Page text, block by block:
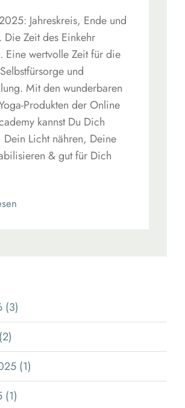
Jahreskreis, Ende und
Die Zeit des Einkehr
Eine wertvolle Zeit für die
und
Mit den wunderbaren
Produkten der Online
kannst Du Dich
Dein Licht nähren, Deine
& gut für Dich
(3)
(1)
(1)